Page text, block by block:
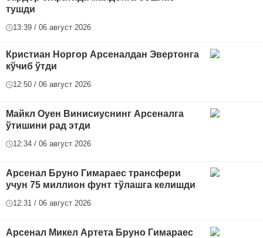
тушди
13:39 / 06 август 2026
Кристиан Норгор Арсеналдан Эвертонга
кўчиб ўтди
12:50 / 06 август 2026
Майкл Оуен Винисиуснинг Арсеналга
ўтишини рад этди
12:34 / 06 август 2026
Арсенал Бруно Гимараес трансфери
учун 75 миллион фунт тўлашга келишди
12:31 / 06 август 2026
Арсенал Микел Артета Бруно Гимараес